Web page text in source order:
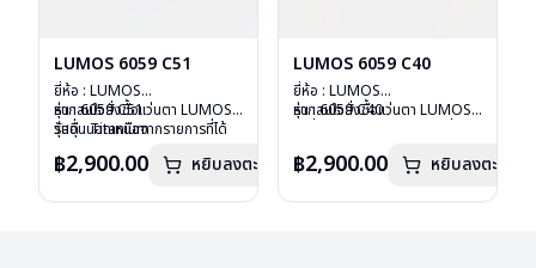
LUMOS 6059 C51
ยี่ห้อ : LUMOS
รุ่น : 6059 C51
วัสดุ : Titanium
บานพับ : ไม่มีสปริง
อุปกรณ์ : กล่องแว่น , ผ้าเช็ดแว่น
หากสนใจสั่งชื้อแว่นตา LUMOS
รุ่นอื่นนอกเหนือจากรายการที่ได้
฿2,900.00 หยิบลงตะกร้า
LUMOS 6059 C40
ยี่ห้อ : LUMOS
รุ่น : 6059 C40
บานพับ : ไม่มีสปริง
อุปกรณ์ : กล่องแว่น , ผ้าเช็ดแว่น
หากสนใจสั่งชื้อแว่นตา LUMOS
฿2,900.00 หยิบลงตะกร้า